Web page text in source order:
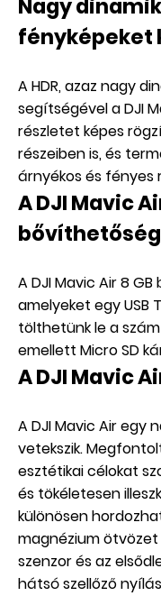
Nagy
fényképeket
A HDR, azaz nagy
segítségével a DJI
részletet képes
részeiben is, és
árnyékos és fényes
A DJI Mavic
A DJI Mavic Air 8
amelyeket egy USB
tölthetünk le a
emellett Micro SD
A DJI Mavic
A DJI Mavic Air egy
vetekszik.
esztétikai célokat
és tökéletesen
különösen
magnézium
szenzor és az
hátsó szellőző